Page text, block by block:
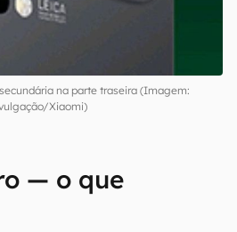
na parte traseira (Imagem:
Xiaomi)
— o que